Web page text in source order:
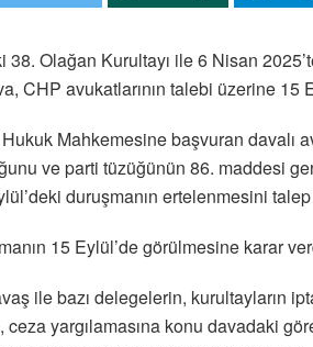
Olağan Kurultayı ile 6 Nisan
CHP avukatlarının talebi üzerine 15
Mahkemesine başvuran davalı
ve parti tüzüğünün 86. maddesi
duruşmanın ertelenmesini
15 Eylül’de görülmesine karar
ile bazı delegelerin, kurultayların
yargılamasına konu davadaki